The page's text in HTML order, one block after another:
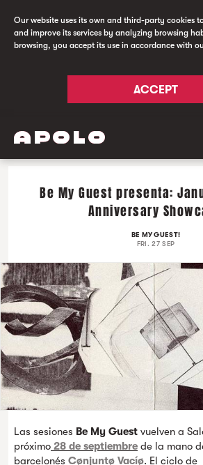
Our website uses its own and third-party cookies
and improve its services by analyzing browsing
browsing, you accept its use in accordance with
ACCEPT
Be My Guest presenta:
Anniversary
BE MY GUEST!
FRI. 27 SEP
Las sesiones Be My Guest vuelven a
próximo 28 de septiembre de la mano
barcelonés Cønjuntø Vacíø. El ciclo de